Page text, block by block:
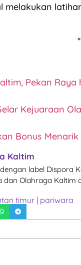
melakukan
Pekan
Kejuaraan
Bonus
Kaltim
label Dispora
dan Olahraga Kaltim
timur | pariwara